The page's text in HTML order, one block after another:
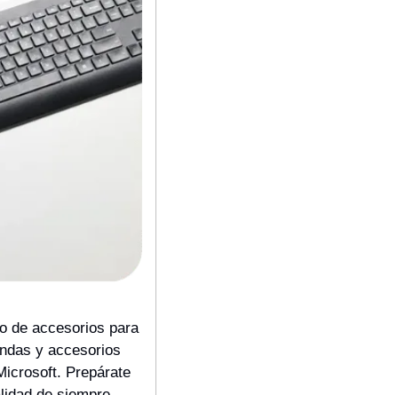
de accesorios para
y accesorios
Prepárate